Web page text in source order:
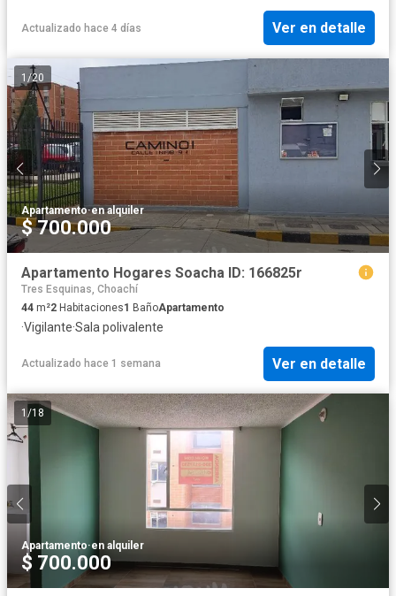
Actualizado hace 4 días Ver en detalle
1 /20
Apartamento·en alquiler
$ 700.000
Apartamento Hogares Soacha ID: 166825r
Tres Esquinas, Choachí
44 m²2 Habitaciones1 BañoApartamento
·Vigilante·Sala polivalente
Actualizado hace 1 semana Ver en detalle
1 /18
Apartamento·en alquiler
$ 700.000